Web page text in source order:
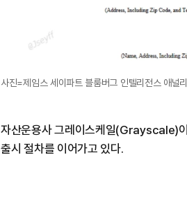
사진=제임스 세이파트 블룸버그 인텔리전스 애널
자산운용사 그레이스케일(Grayscale)
출시 절차를 이어가고 있다.